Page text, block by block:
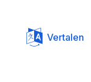
Vertalen